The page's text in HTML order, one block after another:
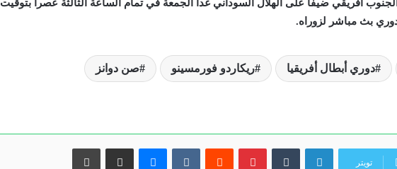
أفريقي ضيفاً على الهلال السوداني غداً الجمعة في تمام الساعة الثالثة عصراً بتوقيت
بث مباشر لزوراه.
دوري أبطال أفريقيا ريكاردو فورمسينو صن دوانز
تويتر
لينكدإن بينتيريست ماسنجر مشاركة عبر البريد طباعة